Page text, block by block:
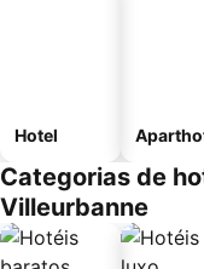
Hotel
Categorias de
Villeurbanne